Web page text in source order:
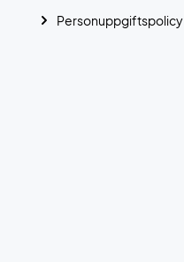
Personuppgiftspolicy